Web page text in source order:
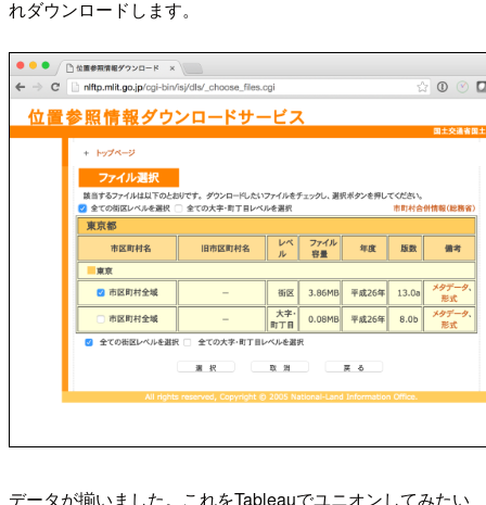
れダウンロードします。
データが揃いました。これをTableauでユニオンしてみたい